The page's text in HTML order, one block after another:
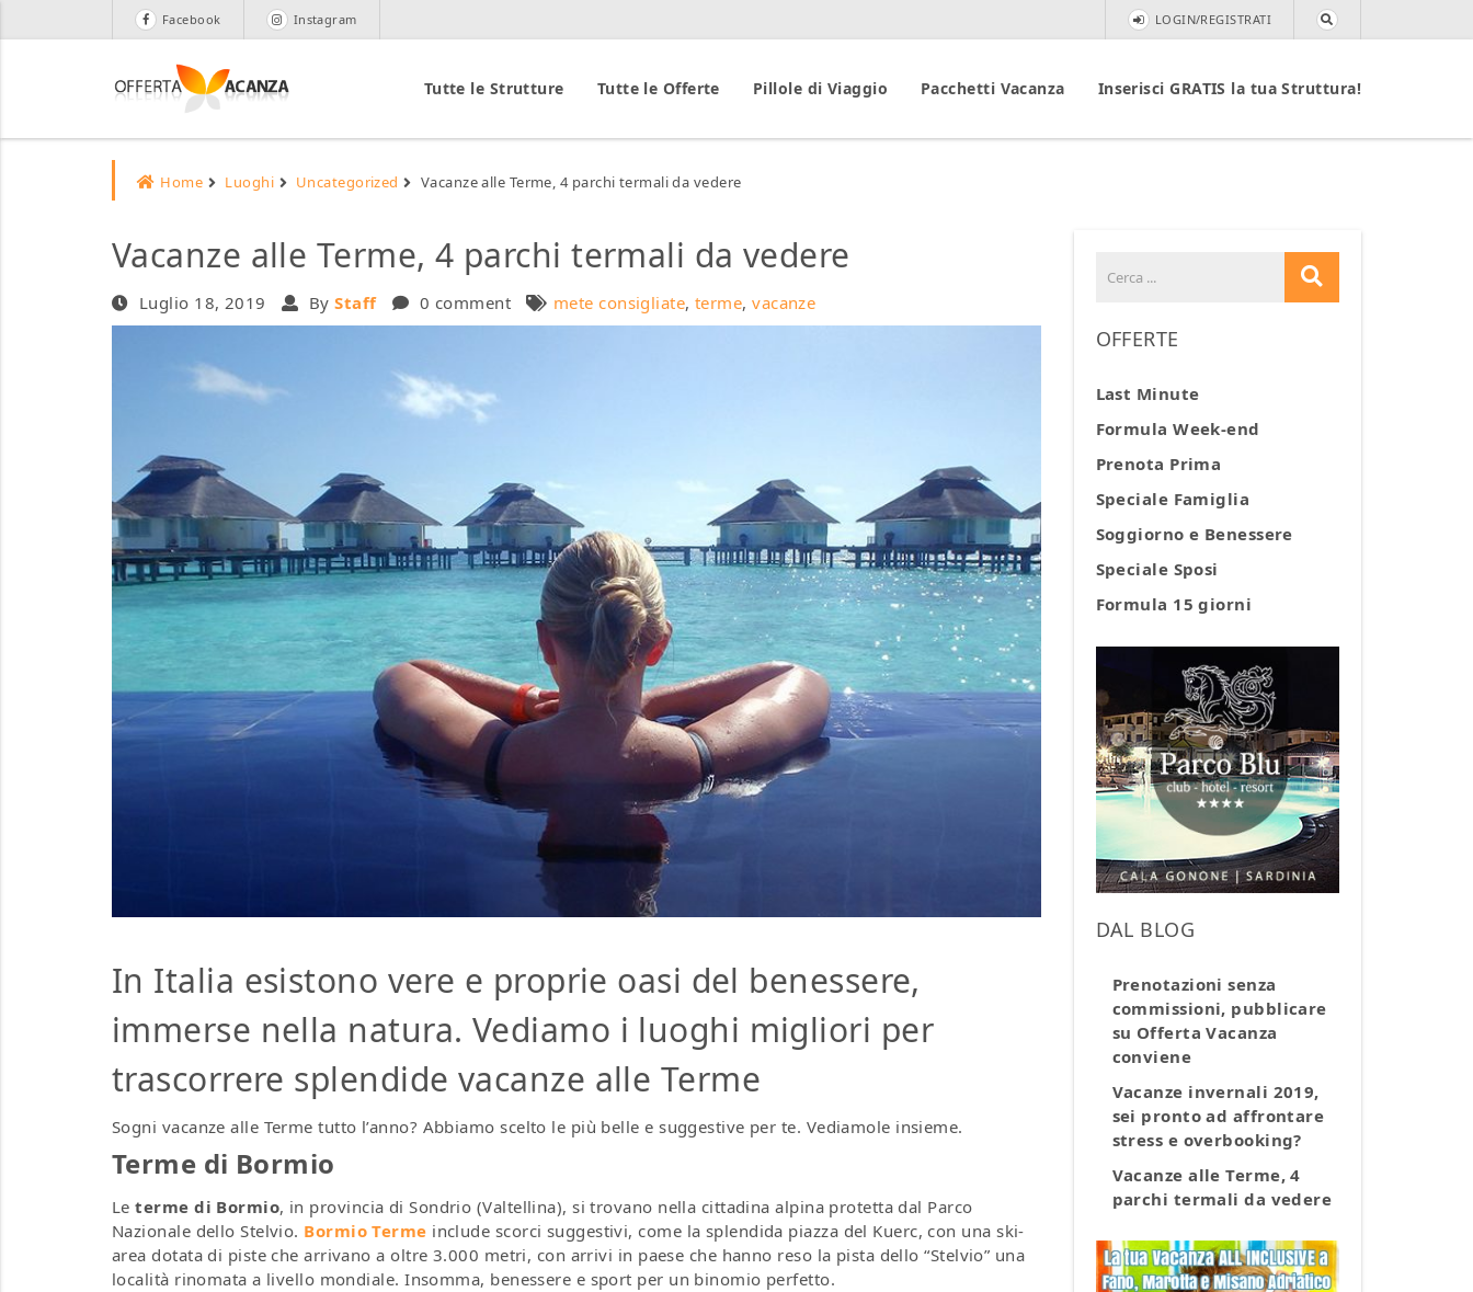
Facebook Instagram LOGIN/REGISTRATI
Tutte le Strutture Tutte le Offerte Pillole di Viaggio Pacchetti Vacanza Inserisci GRATIS la tua Struttura!
Home Luoghi Uncategorized Vacanze alle Terme, 4 parchi termali da vedere
Vacanze alle Terme, 4 parchi termali da vedere
Luglio 18, 2019 ByStaff 0 comment mete consigliate,terme,vacanze
In Italia esistono vere e proprie oasi del benessere,
immerse nella natura. Vediamo i luoghi migliori per
trascorrere splendide vacanze alle Terme
Sogni vacanze alle Terme tutto l’anno? Abbiamo scelto le più belle e suggestive per te. Vediamole insieme.
Terme di Bormio
Le terme di Bormio, in provincia di Sondrio (Valtellina), si trovano nella cittadina alpina protetta dal Parco
Nazionale dello Stelvio. Bormio Terme include scorci suggestivi, come la splendida piazza del Kuerc, con una ski-
area dotata di piste che arrivano a oltre 3.000 metri, con arrivi in paese che hanno reso la pista dello “Stelvio” una
località rinomata a livello mondiale. Insomma, benessere e sport per un binomio perfetto.
OFFERTE
Last Minute
Formula Week-end
Prenota Prima
Speciale Famiglia
Soggiorno e Benessere
Speciale Sposi
Formula 15 giorni
DAL BLOG
Prenotazioni senza
commissioni, pubblicare
su Offerta Vacanza
conviene
Vacanze invernali 2019,
sei pronto ad affrontare
stress e overbooking?
Vacanze alle Terme, 4
parchi termali da vedere